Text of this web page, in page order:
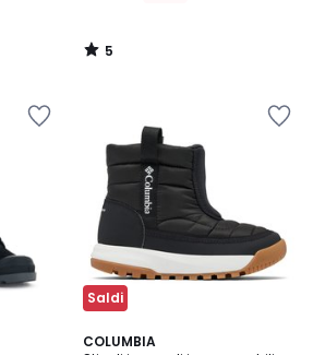
5
/
Saldi
COLUMBIA